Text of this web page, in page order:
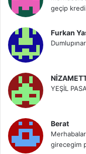
geçip
Furkan
YEŞİL
Berat
girecegim